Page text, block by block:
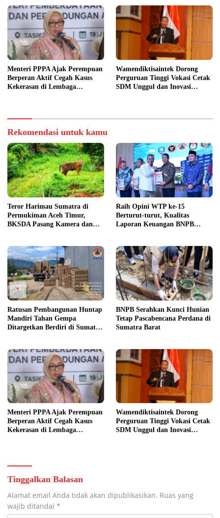
Menteri PPPA Ajak Perempuan
Berperan Aktif Cegah Kasus
Kekerasan di Lembaga
Wamendiktisaintek Dorong
Perguruan Tinggi Vokasi Cetak
SDM Unggul dan Inovasi
Rekomendasi untuk kamu
Teror Harimau Sumatra di
Permukiman Aceh Timur,
BKSDA Pasang Kamera dan
Raih Opini WTP ke-15
Berturut-turut, Kualitas
Laporan Keuangan BNPB
Ratusan Pembangunan Huntap
Mandiri Tahan Gempa
Ditargetkan Berdiri di Sumatra
BNPB Serahkan Kunci Hunian
Tetap Pascabencana Perdana di
Sumatra Barat
Menteri PPPA Ajak Perempuan
Berperan Aktif Cegah Kasus
Kekerasan di Lembaga
Wamendiktisaintek Dorong
Perguruan Tinggi Vokasi Cetak
SDM Unggul dan Inovasi
Tinggalkan Balasan
Alamat email Anda tidak akan dipublikasikan. Ruas yang
wajib ditandai *